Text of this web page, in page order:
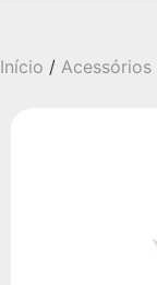
Início / Acessórios